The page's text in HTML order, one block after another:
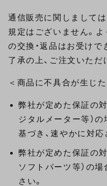
通信販売に関しまして
規定はございません。
の交換・返品はお受けで
了承の上、ご注文いただ
＜商品に不具合が生じた
弊社が定めた保証の
ジタルメーター等）
基づき、速やかに対応
弊社が定めた保証の対
ソフトパーツ等）の
さい。